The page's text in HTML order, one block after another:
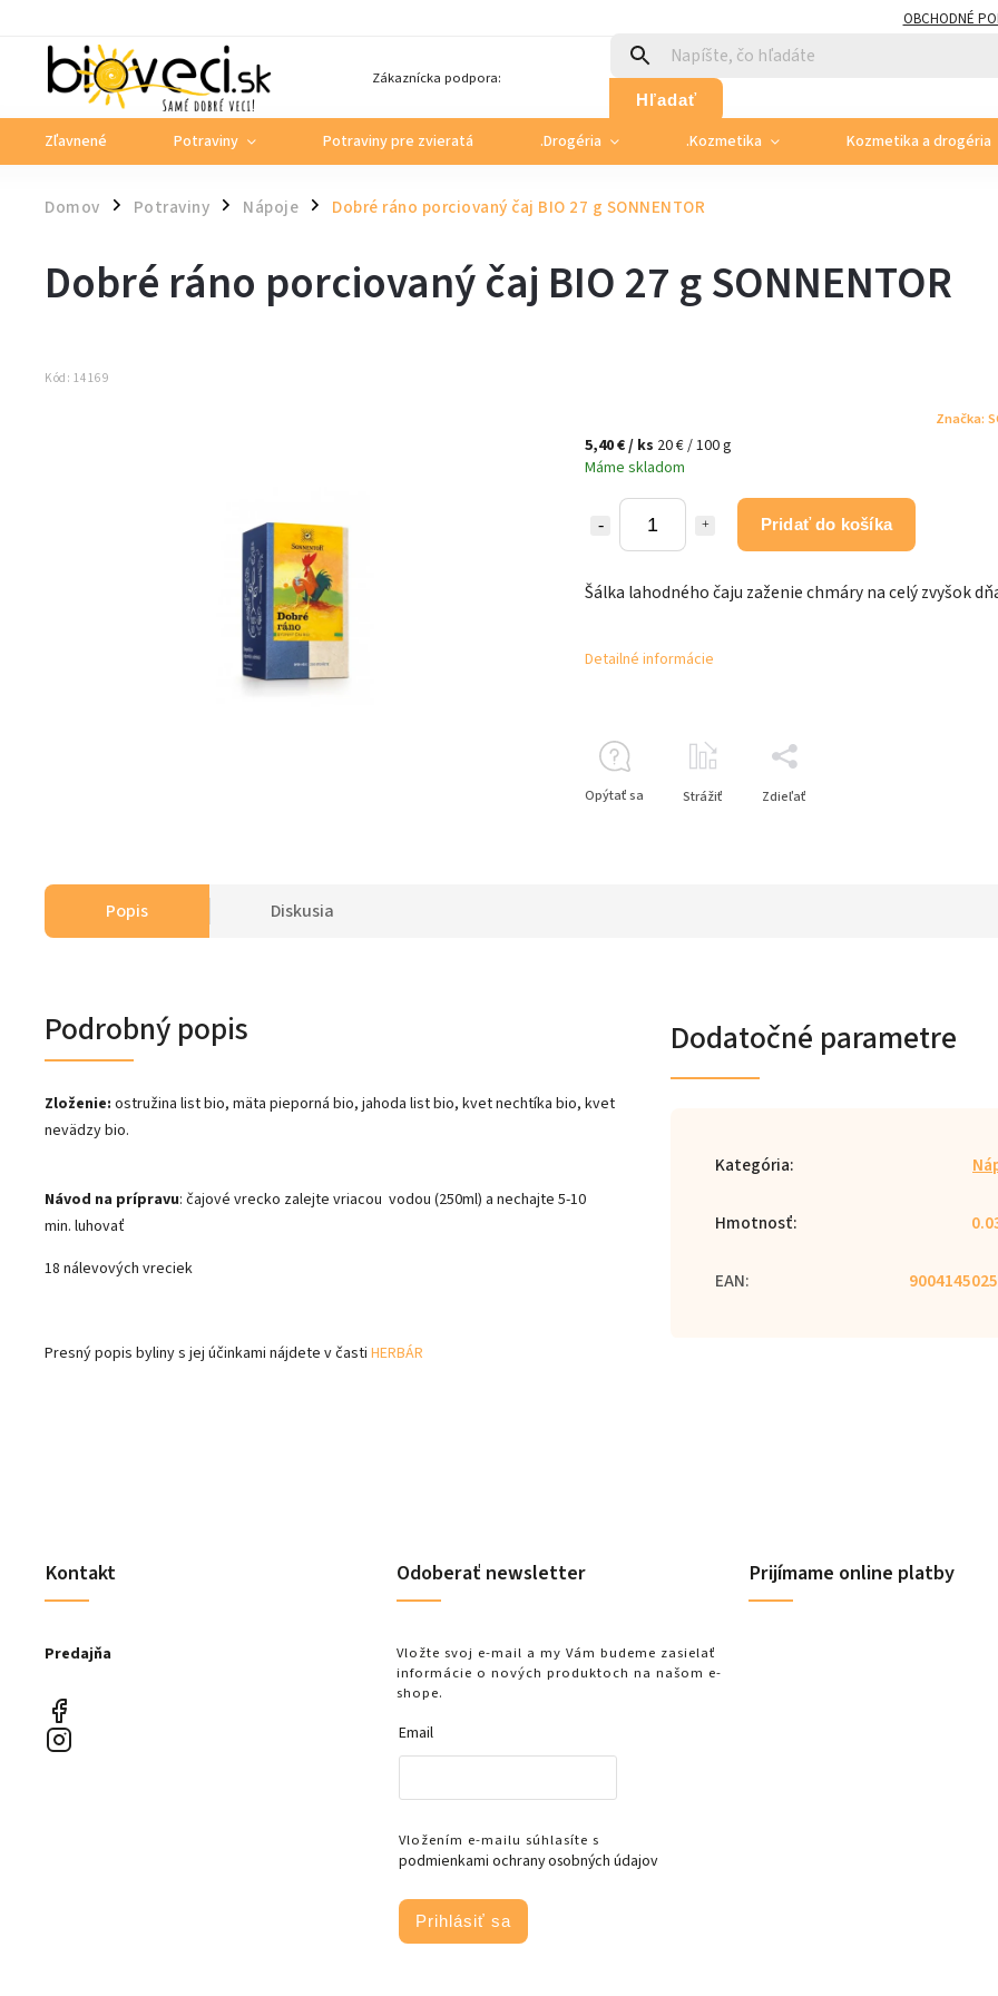
OBCHODNÉ
Zákaznícka podpora:
Hľadať
Zľavnené Potraviny Potraviny pre zvieratá .Drogéria .Kozmetika Kozmetika a drogéria
Domov / Potraviny / Nápoje / Dobré ráno porciovaný čaj BIO 27 g SONNENTOR
Dobré ráno porciovaný čaj BIO 27 g SONNENTOR
Kód: 14169
Značka:
5,40 €/ ks 20 € / 100 g
Máme skladom
Pridať do košíka
Šálka lahodného čaju zaženie chmáry na celý zvyšok
Detailné informácie
Opýtať sa Strážiť Zdieľať
Popis Diskusia
Podrobný popis
Zloženie: ostružina list bio, mäta pieporná bio, jahoda list bio, kvet nechtíka bio, kvet
nevädzy bio.
Návod na prípravu: čajové vrecko zalejte vriacou vodou (250ml) a nechajte 5-10
min. luhovať
18 nálevových vreciek
Presný popis byliny s jej účinkami nájdete v časti HERBÁR
Dodatočné parametre
Kategória:
Hmotnosť:
EAN:
Kontakt
Predajňa
Odoberať newsletter
Vložte svoj e-mail a my Vám budeme zasielať
informácie o nových produktoch na našom e-
shope.
Email
Vložením e-mailu súhlasíte s
podmienkami ochrany osobných údajov
Prihlásiť sa
Prijímame online platby